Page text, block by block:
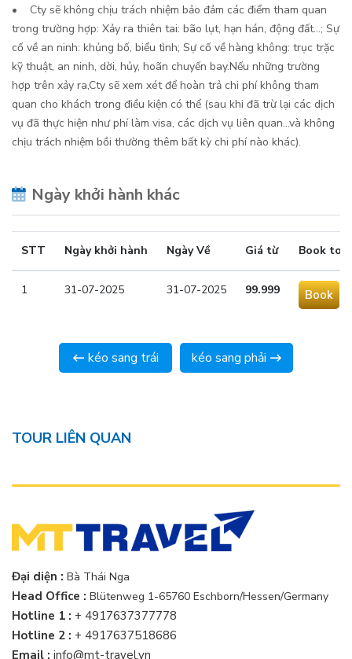
• Cty sẽ không chịu trách nhiệm bảo đảm các điểm tham quan
trong trường hợp: Xảy ra thiên tai: bão lụt, hạn hán, động đất…; Sự
cố về an ninh: khủng bố, biểu tình; Sự cố về hàng không: trục trặc
kỹ thuật, an ninh, dời, hủy, hoãn chuyến bay.Nếu những trường
hợp trên xảy ra,Cty sẽ xem xét để hoàn trả chi phí không tham
quan cho khách trong điều kiện có thể (sau khi đã trừ lại các dịch
vụ đã thực hiện như phí làm visa, các dịch vụ liên quan…và không
chịu trách nhiệm bồi thường thêm bất kỳ chi phí nào khác).
Ngày khởi hành khác
STT Ngày khởi hành Ngày Về Giá từ Book tour
1 31-07-2025 31-07-2025 99.999 Book
kéo sang trái kéo sang phải
TOUR LIÊN QUAN
Đại diện : Bà Thái Nga
Head Office : Blütenweg 1-65760 Eschborn/Hessen/Germany
Hotline 1 : + 4917637377778
Hotline 2 : + 4917637518686
Email : info@mt-travel.vn